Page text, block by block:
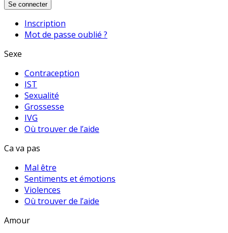
Se connecter
Inscription
Mot de passe oublié ?
Sexe
Contraception
IST
Sexualité
Grossesse
IVG
Où trouver de l’aide
Ca va pas
Mal être
Sentiments et émotions
Violences
Où trouver de l’aide
Amour